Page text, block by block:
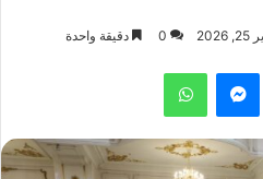
0 دقيقة واحدة
ماسنجر واتساب